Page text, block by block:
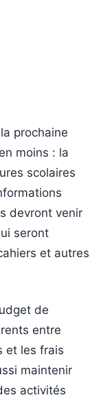
prochaine
moins : la
scolaires
devront venir
seront
et autres
de
entre
et les frais
maintenir
activités